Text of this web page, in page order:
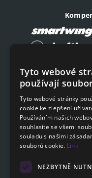
Tyto webové
používají
Tyto webové stránky
cookie ke zlepšení
Používáním našich
souhlasíte se všemi
souladu s našimi
souborů cookie. Link
NEZBYTNĚ